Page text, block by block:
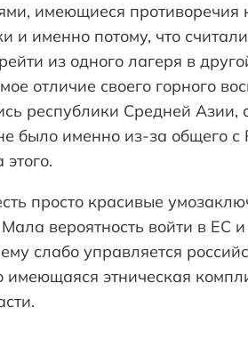
имеющиеся противоречия
и именно потому, что
из одного лагеря в
отличие своего горного
республики Средней
было именно из-за общего
просто красивые
вероятность войти в ЕС
слабо управляется
этническая